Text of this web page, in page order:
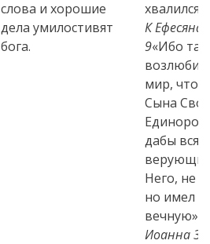
слова и хорошие
дела умилостивят
бога.
хвалился»
К
9«Ибо так
возлюбил
мир, что
Сына
дабы
Него, не
но имел
вечную»
Иоанна